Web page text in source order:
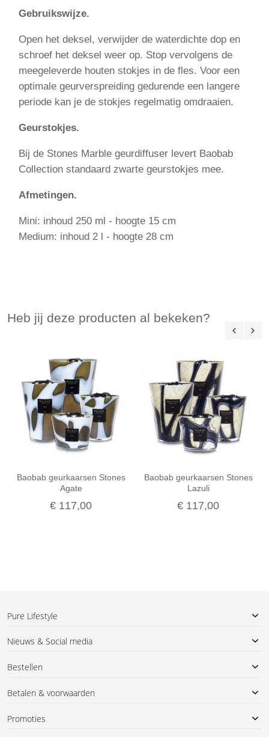
Gebruikswijze.
Open het deksel, verwijder de waterdichte dop en
schroef het deksel weer op. Stop vervolgens de
meegeleverde houten stokjes in de fles. Voor een
optimale geurverspreiding gedurende een langere
periode kan je de stokjes regelmatig omdraaien.
Geurstokjes.
Bij de Stones Marble geurdiffuser levert Baobab
Collection standaard zwarte geurstokjes mee.
Afmetingen.
Mini: inhoud 250 ml - hoogte 15 cm
Medium: inhoud 2 l - hoogte 28 cm
Heb jij deze producten al bekeken?
Baobab geurkaarsen Stones
Agate
€ 117,00
Baobab geurkaarsen Stones
Lazuli
€ 117,00
Pure Lifestyle
Nieuws & Social media
Bestellen
Betalen & voorwaarden
Promoties